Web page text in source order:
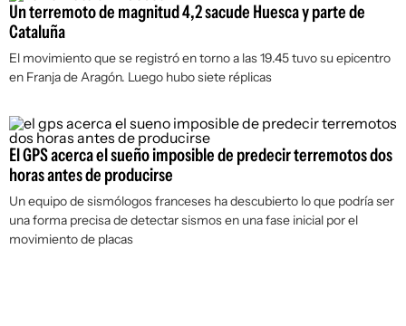
Un terremoto de magnitud 4,2 sacude Huesca y parte de
Cataluña
El movimiento que se registró en torno a las 19.45 tuvo su epicentro
en Franja de Aragón. Luego hubo siete réplicas
El GPS acerca el sueño imposible de predecir terremotos dos
horas antes de producirse
Un equipo de sismólogos franceses ha descubierto lo que podría ser
una forma precisa de detectar sismos en una fase inicial por el
movimiento de placas